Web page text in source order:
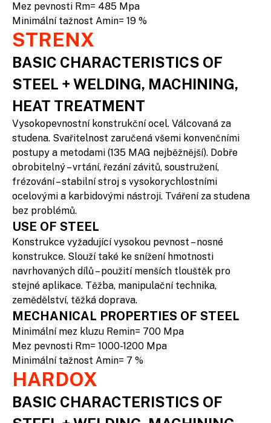
Mez pevnosti Rm= 485 Mpa
Minimální tažnost Amin= 19 %
STRENX
BASIC CHARACTERISTICS OF
STEEL + WELDING, MACHINING,
HEAT TREATMENT
Vysokopevnostní konstrukční ocel. Válcovaná za
studena. Svařitelnost zaručená všemi konvenčními
postupy a metodami (135 MAG nejběžnější). Dobře
obrobitelný – vrtání, řezání závitů, soustružení,
frézování – stabilní stroj s vysokorychlostními
ocelovými a karbidovými nástroji. Tváření za studena
bez problémů.
USE OF STEEL
Konstrukce vyžadující vysokou pevnost – nosné
konstrukce. Slouží také ke snížení hmotnosti
navrhovaných dílů – použití menších tlouštěk pro
stejné aplikace. Těžba, manipulační technika,
zemědělství, těžká doprava.
MECHANICAL PROPERTIES OF STEEL
Minimální mez kluzu Remin= 700 Mpa
Mez pevnosti Rm= 1000-1200 Mpa
Minimální tažnost Amin= 7 %
HARDOX
BASIC CHARACTERISTICS OF